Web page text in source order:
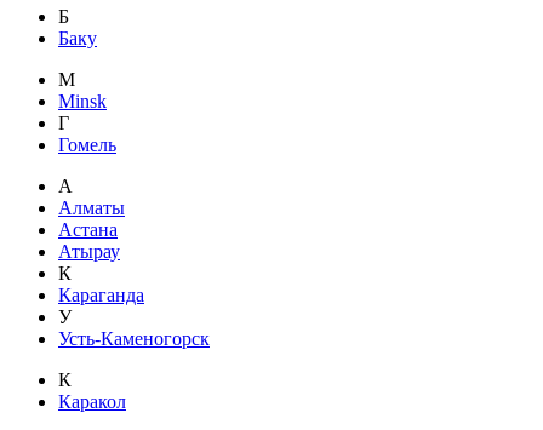
Б
Баку
M
Minsk
Г
Гомель
А
Алматы
Астана
Атырау
К
Караганда
У
Усть-Каменогорск
К
Каракол